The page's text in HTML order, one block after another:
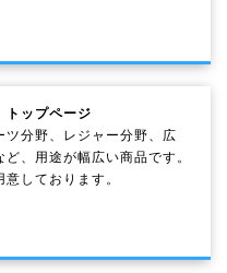
ップページ
ツ分野、レジャー分野、広
、用途が幅広い商品です。
しております。